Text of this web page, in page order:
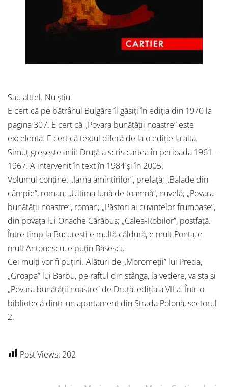
Sau altfel. Nu știu.
E cert că pe bătrânul Bulgăre îl găsiți în ediția din 1970 la
pagina 307. E cert că „Povara bunătății noastre” este
excelentă. E cert că textul diferă de la o ediție la alta.
Simuț greșește anii: Druță a scris cartea în perioada 1961 –
1967. A intervenit în text în 1984 și în 2005.
Volumul conține: „Iarna amintirilor”, prefață; „Balade din
câmpie”, roman; „Ultima lună de toamnă”, nuvelă; „Povara
bunătății noastre”, roman; „Păstori ai cuvintelor frumoase”,
din povața lui Onache Cărăbuș; „Calea-Robilor”, postfață.
Între timp la București e multă căldură, e mult Ponta, e
mult Antonescu, e puțin Băsescu.
Cei mulți vor fi puțini. Alături de „Moromeții” lui Preda,
„Groapa” lui Barbu, pe raftul din stânga, la vedere, va sta și
„Povara bunătății noastre” de Druță, ediția a VII-a. Într-o
bibliotecă dintr-un apartament din Strada Polonă, sectorul
2.
Post Views: 202